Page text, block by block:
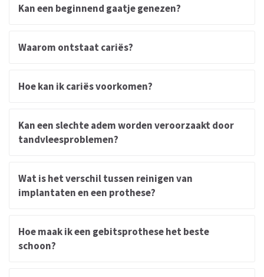
Kan een beginnend gaatje genezen?
Waarom ontstaat cariës?
Hoe kan ik cariës voorkomen?
Kan een slechte adem worden veroorzaakt door
tandvleesproblemen?
Wat is het verschil tussen reinigen van
implantaten en een prothese?
Hoe maak ik een gebitsprothese het beste
schoon?